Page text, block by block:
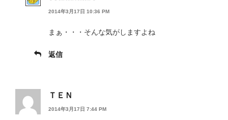
2014年3月17日 10:36 PM
まぁ・・・そんな気がしますよね
返信
ＴＥＮ
2014年3月17日 7:44 PM